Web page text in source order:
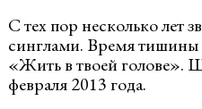
С тех пор несколько лет
синглами. Время тишины
«Жить в твоей голове».
февраля 2013 года.